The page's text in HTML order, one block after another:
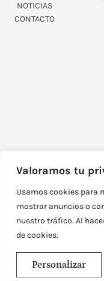
Valoramos tu
Usamos cookies para
mostrar anuncios o
nuestro tráfico. Al
de cookies.
Personalizar
NOTICIAS
CONTACTO
© TODOS LOS